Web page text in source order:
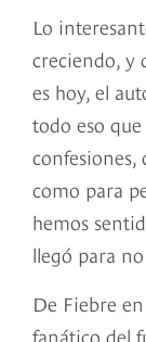
Lo
creciendo, y
es hoy, el
todo eso
confesiones,
como para
hemos
llegó para
De Fiebre
fanático del